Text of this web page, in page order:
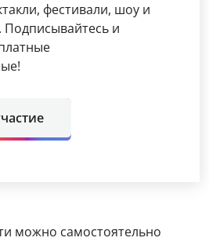
фестивали, шоу и
Подписывайтесь и
можно самостоятельно